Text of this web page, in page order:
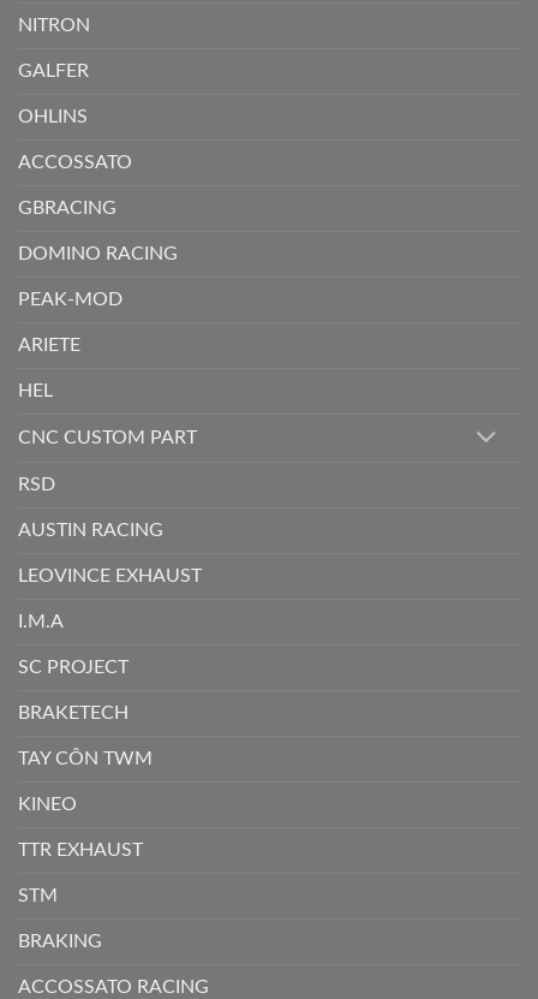
NITRON
GALFER
OHLINS
ACCOSSATO
GBRACING
DOMINO RACING
PEAK-MOD
ARIETE
HEL
CNC CUSTOM PART
RSD
AUSTIN RACING
LEOVINCE EXHAUST
I.M.A
SC PROJECT
BRAKETECH
TAY CÔN TWM
KINEO
TTR EXHAUST
STM
BRAKING
ACCOSSATO RACING